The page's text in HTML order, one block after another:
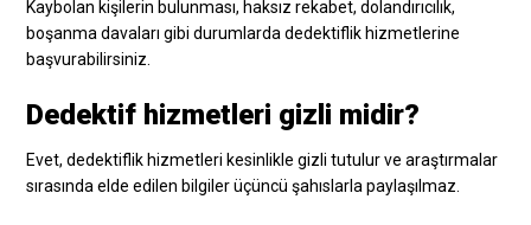
Kaybolan kişilerin bulunması, haksız rekabet, dolandırıcılık,
boşanma davaları gibi durumlarda dedektiflik hizmetlerine
başvurabilirsiniz.
Dedektif hizmetleri gizli midir?
Evet, dedektiflik hizmetleri kesinlikle gizli tutulur ve araştırmalar
sırasında elde edilen bilgiler üçüncü şahıslarla paylaşılmaz.